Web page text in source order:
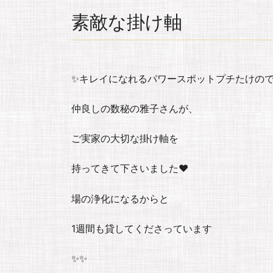
素敵な掛け軸
✨キレイになれるパワースポットプチたけの
仲良しの数秘の雅子さんが、
ご実家の大切な掛け軸を
持ってきて下さいました❤️
場の浄化になるからと
1週間も貸してくださっています
✨✨